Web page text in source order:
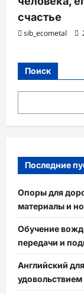
счастье
sib_ecometal
Поиск
Последние
Опоры для
материалы и
Обучение
передачи и
Английский
удовольствием